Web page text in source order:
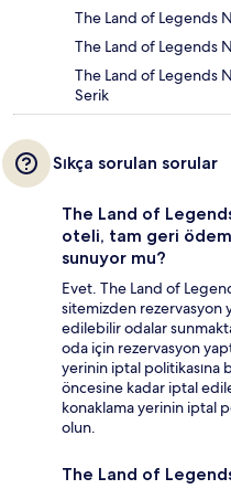
The Land of Legends
The Land of Legends
The Land of Legends
Serik
Sıkça sorulan sorular
The Land of
oteli, tam geri
sunuyor mu?
Evet. The Land of
sitemizden rezervasyon
edilebilir odalar
oda için rezervasyon
yerinin iptal politikasına
öncesine kadar iptal
konaklama yerinin iptal
olun.
The Land of